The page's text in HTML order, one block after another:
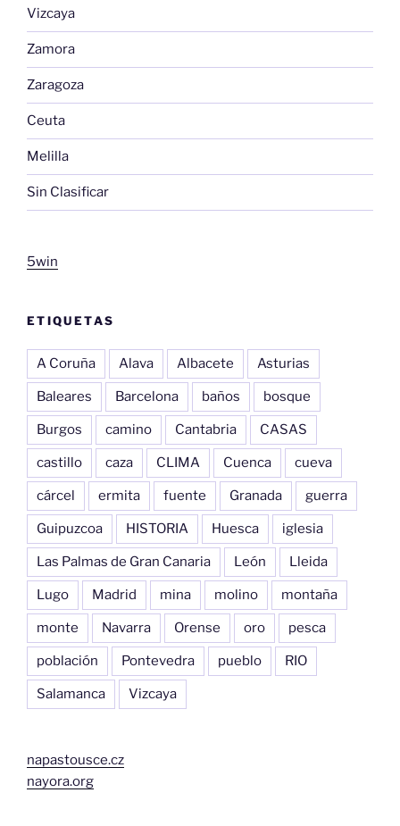
Vizcaya
Zamora
Zaragoza
Ceuta
Melilla
Sin Clasificar
5win
ETIQUETAS
A Coruña Alava Albacete Asturias
Baleares Barcelona baños bosque
Burgos camino Cantabria CASAS
castillo caza CLIMA Cuenca cueva
cárcel ermita fuente Granada guerra
Guipuzcoa HISTORIA Huesca iglesia
Las Palmas de Gran Canaria León Lleida
Lugo Madrid mina molino montaña
monte Navarra Orense oro pesca
población Pontevedra pueblo RIO
Salamanca Vizcaya
napastousce.cz
nayora.org